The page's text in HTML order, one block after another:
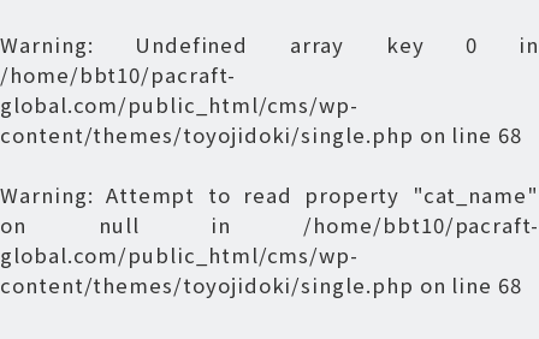
Warning: Undefined array key 0 in
/home/bbt10/pacraft-
global.com/public_html/cms/wp-
content/themes/toyojidoki/single.php on line 68
Warning: Attempt to read property "cat_name"
on null in /home/bbt10/pacraft-
global.com/public_html/cms/wp-
content/themes/toyojidoki/single.php on line 68